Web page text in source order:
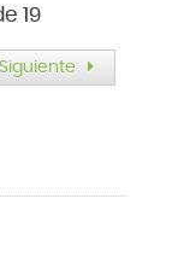
19
Siguiente